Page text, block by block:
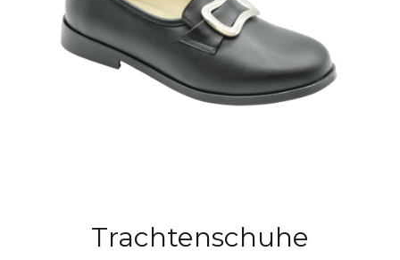
Trachtenschuhe